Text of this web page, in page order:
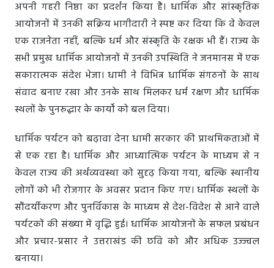
अपनी गहरी निष्ठा का प्रदर्शन किया है। धार्मिक और सांस्कृतिक
आयोजनों में उनकी सक्रिय भागीदारी ने स्पष्ट कर दिया कि वे केवल
एक राजनेता नहीं, बल्कि धर्म और संस्कृति के रक्षक भी हैं। राज्य के
सभी प्रमुख धार्मिक आयोजनों में उनकी उपस्थिति ने जनमानस में एक
सकारात्मक संदेश भेजा। धामी ने विभिन्न धार्मिक संगठनों के साथ
संवाद बनाए रखा और उनके साथ मिलकर धर्म रक्षण और धार्मिक
स्थलों के पुनरुद्धार के कार्यों को बल दिया।
धार्मिक पर्यटन को बढ़ावा देना धामी सरकार की प्राथमिकताओं में
से एक रहा है। धार्मिक और आध्यात्मिक पर्यटन के माध्यम से न
केवल राज्य की अर्थव्यवस्था को सुदृढ़ किया गया, बल्कि स्थानीय
लोगों को भी रोजगार के अवसर प्रदान किए गए। धार्मिक स्थलों के
सौंदर्यीकरण और पुनर्विकास के माध्यम से देश-विदेश से आने वाले
पर्यटकों की संख्या में वृद्धि हुई। धार्मिक आयोजनों के सफल प्रबंधन
और प्रचार-प्रसार ने उत्तराखंड की छवि को और अधिक उज्ज्वल
बनाया।